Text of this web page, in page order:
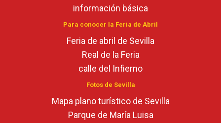
información básica
Para conocer la Feria de Abril
Feria de abril de Sevilla
Real de la Feria
calle del Infierno
Fotos de Sevilla
Mapa plano turístico de Sevilla
Parque de María Luisa